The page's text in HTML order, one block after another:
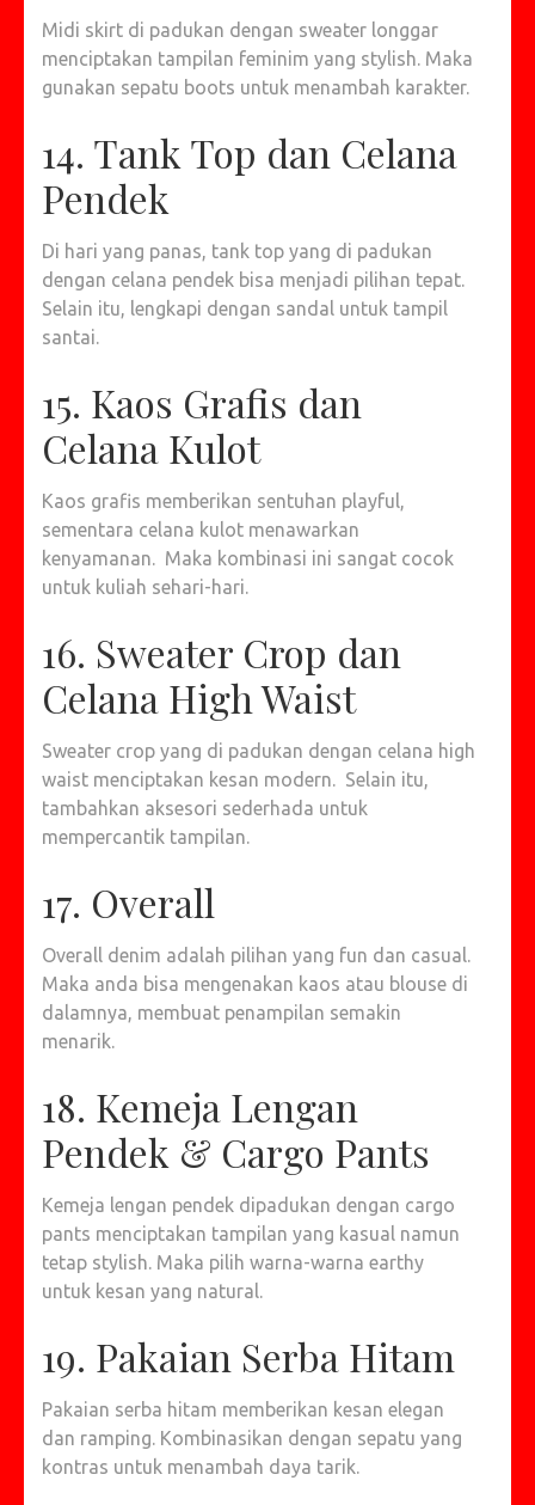
Midi skirt di padukan dengan sweater longgar
menciptakan tampilan feminim yang stylish. Maka
gunakan sepatu boots untuk menambah karakter.
14. Tank Top dan Celana
Pendek
Di hari yang panas, tank top yang di padukan
dengan celana pendek bisa menjadi pilihan tepat.
Selain itu, lengkapi dengan sandal untuk tampil
santai.
15. Kaos Grafis dan
Celana Kulot
Kaos grafis memberikan sentuhan playful,
sementara celana kulot menawarkan
kenyamanan. Maka kombinasi ini sangat cocok
untuk kuliah sehari-hari.
16. Sweater Crop dan
Celana High Waist
Sweater crop yang di padukan dengan celana high
waist menciptakan kesan modern. Selain itu,
tambahkan aksesori sederhada untuk
mempercantik tampilan.
17. Overall
Overall denim adalah pilihan yang fun dan casual.
Maka anda bisa mengenakan kaos atau blouse di
dalamnya, membuat penampilan semakin
menarik.
18. Kemeja Lengan
Pendek & Cargo Pants
Kemeja lengan pendek dipadukan dengan cargo
pants menciptakan tampilan yang kasual namun
tetap stylish. Maka pilih warna-warna earthy
untuk kesan yang natural.
19. Pakaian Serba Hitam
Pakaian serba hitam memberikan kesan elegan
dan ramping. Kombinasikan dengan sepatu yang
kontras untuk menambah daya tarik.